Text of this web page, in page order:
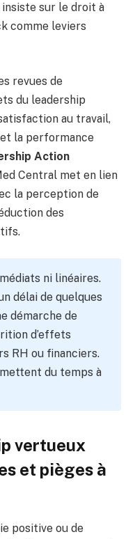
sur le droit à
comme leviers
revues de
du leadership
au travail,
la performance
Action
Central met en lien
la perception de
des
ni linéaires.
délai de quelques
démarche de
d’effets
RH ou financiers.
du temps à
vertueux
et pièges à
positive ou de